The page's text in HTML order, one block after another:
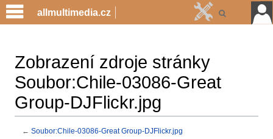
Zobrazení zdroje stránky
Soubor:Chile-03086-Great
Group-DJFlickr.jpg
← Soubor:Chile-03086-Great Group-DJFlickr.jpg
allmultimedia.cz